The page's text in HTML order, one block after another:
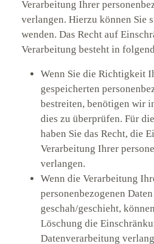
Verarbeitung Ihrer
verlangen. Hierzu können Sie
wenden. Das Recht auf
Verarbeitung besteht in
Wenn Sie die Richtigkeit
gespeicherten
bestreiten, benötigen wir
dies zu überprüfen. Für
haben Sie das Recht, die
Verarbeitung Ihrer
verlangen.
Wenn die Verarbeitung
personenbezogenen
geschah/geschieht,
Löschung die
Datenverarbeitung